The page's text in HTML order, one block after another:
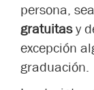
persona,
gratuitasy
excepción
graduación.